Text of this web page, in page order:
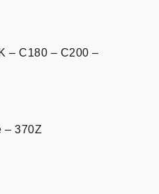
– C180 – C200 –
– 370Z